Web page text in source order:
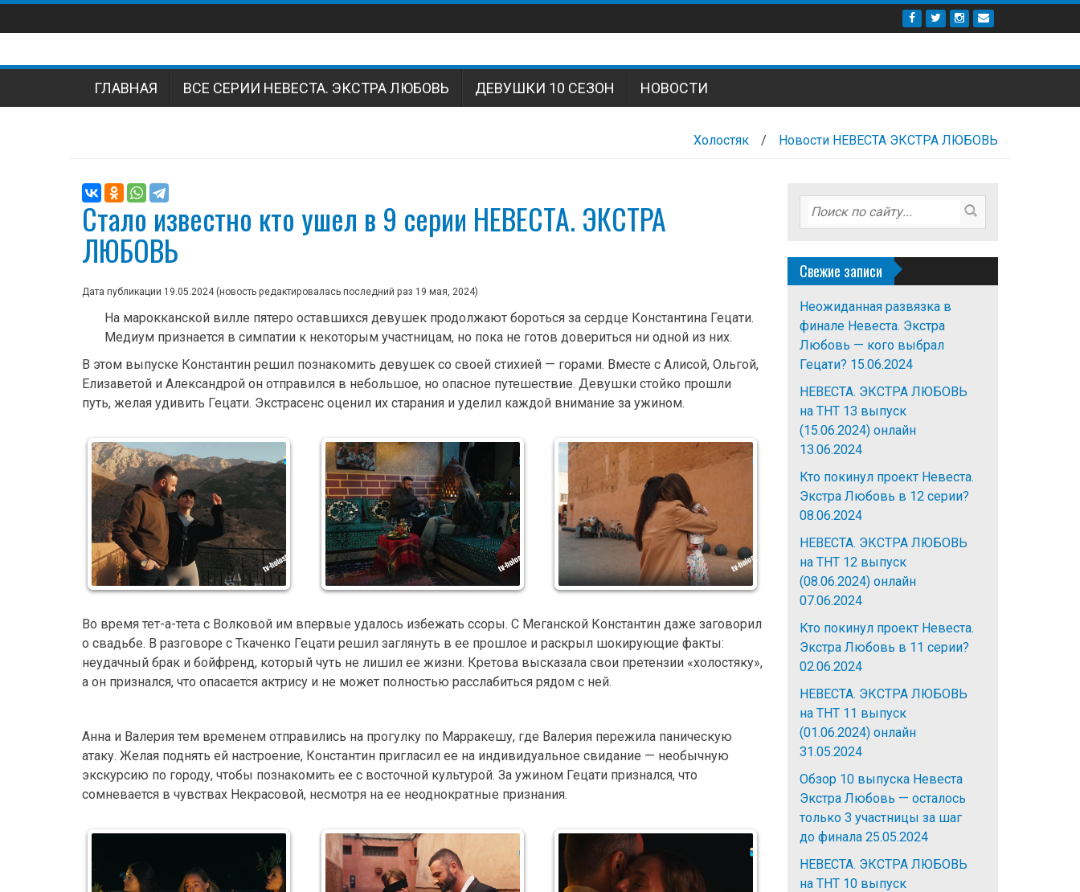
Наверх
ГЛАВНАЯ ВСЕ СЕРИИ НЕВЕСТА. ЭКСТРА ЛЮБОВЬ ДЕВУШКИ 10 СЕЗОН НОВОСТИ
Холостяк / Новости НЕВЕСТА ЭКСТРА ЛЮБОВЬ
Стало известно кто ушел в 9 серии НЕВЕСТА. ЭКСТРА
ЛЮБОВЬ
Дата публикации 19.05.2024 (новость редактировалась последний раз 19 мая, 2024)
На марокканской вилле пятеро оставшихся девушек продолжают бороться за сердце Константина Гецати.
Медиум признается в симпатии к некоторым участницам, но пока не готов довериться ни одной из них.
В этом выпуске Константин решил познакомить девушек со своей стихией — горами. Вместе с Алисой, Ольгой,
Елизаветой и Александрой он отправился в небольшое, но опасное путешествие. Девушки стойко прошли
путь, желая удивить Гецати. Экстрасенс оценил их старания и уделил каждой внимание за ужином.
Во время тет-а-тета с Волковой им впервые удалось избежать ссоры. С Меганской Константин даже заговорил
о свадьбе. В разговоре с Ткаченко Гецати решил заглянуть в ее прошлое и раскрыл шокирующие факты:
неудачный брак и бойфренд, который чуть не лишил ее жизни. Кретова высказала свои претензии «холостяку»,
а он признался, что опасается актрису и не может полностью расслабиться рядом с ней.
Анна и Валерия тем временем отправились на прогулку по Марракешу, где Валерия пережила паническую
атаку. Желая поднять ей настроение, Константин пригласил ее на индивидуальное свидание — необычную
экскурсию по городу, чтобы познакомить ее с восточной культурой. За ужином Гецати признался, что
сомневается в чувствах Некрасовой, несмотря на ее неоднократные признания.
Свежие записи
Неожиданная развязка в
финале Невеста. Экстра
Любовь — кого выбрал
Гецати? 15.06.2024
НЕВЕСТА. ЭКСТРА ЛЮБОВЬ
на ТНТ 13 выпуск
(15.06.2024) онлайн
13.06.2024
Кто покинул проект Невеста.
Экстра Любовь в 12 серии?
08.06.2024
НЕВЕСТА. ЭКСТРА ЛЮБОВЬ
на ТНТ 12 выпуск
(08.06.2024) онлайн
07.06.2024
Кто покинул проект Невеста.
Экстра Любовь в 11 серии?
02.06.2024
НЕВЕСТА. ЭКСТРА ЛЮБОВЬ
на ТНТ 11 выпуск
(01.06.2024) онлайн
31.05.2024
Обзор 10 выпуска Невеста
Экстра Любовь — осталось
только 3 участницы за шаг
до финала 25.05.2024
НЕВЕСТА. ЭКСТРА ЛЮБОВЬ
на ТНТ 10 выпуск